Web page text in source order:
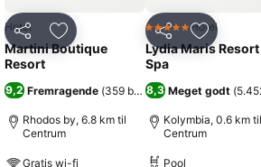
)
Del Føj til favoritter
Hotel
Martini Boutique
Resort
9,2 Fremragende (359 bedømmelser)
Rhodos by, 6.8 km til
Centrum
Gratis wi-fi
Del Føj til
5 StjernerHotel
Lydia Maris Resort
Spa
8,3 Meget godt (
Kolymbia, 0.6 km til
Centrum
Pool